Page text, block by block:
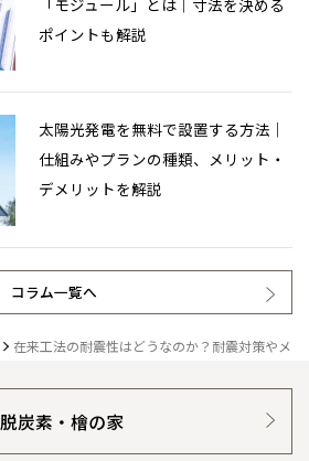
ポイントも解説
太陽光発電を無料で設置する方法｜
仕組みやプランの種類、メリット・
デメリットを解説
コラム一覧へ
在来工法の耐震性はどうなのか？耐震対策やメ
脱炭素・檜の家